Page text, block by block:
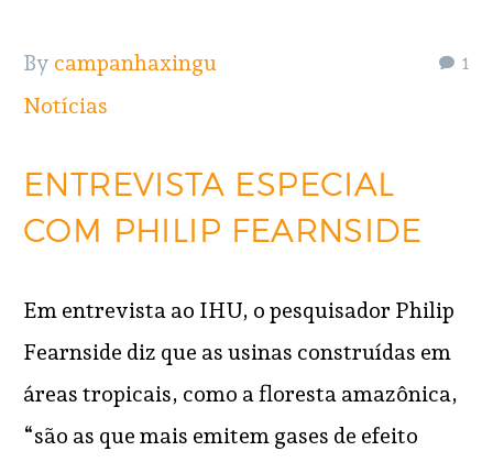
1
By campanhaxingu
Notícias
ENTREVISTA ESPECIAL
COM PHILIP FEARNSIDE
Em entrevista ao IHU, o pesquisador Philip
Fearnside diz que as usinas construídas em
áreas tropicais, como a floresta amazônica,
“são as que mais emitem gases de efeito